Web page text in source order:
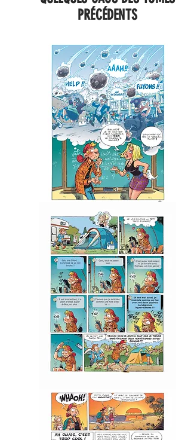
PRÉCÉDENTS